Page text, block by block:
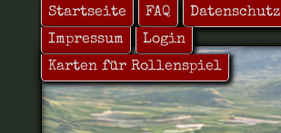
Startseite FAQ
Datenschutz
Impressum
Login
Karten für Rollenspiel
Fractura Mundi